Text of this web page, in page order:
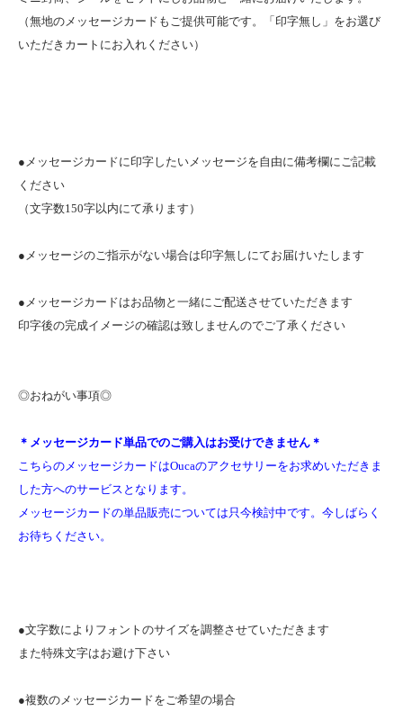
（無地のメッセージカードもご提供可能です。「印字無し」をお選び
いただきカートにお入れください）
●メッセージカードに印字したいメッセージを自由に備考欄にご記載
ください
（文字数150字以内にて承ります）
●メッセージのご指示がない場合は印字無しにてお届けいたします
●メッセージカードはお品物と一緒にご配送させていただきます
印字後の完成イメージの確認は致しませんのでご了承ください
◎おねがい事項◎
＊メッセージカード単品でのご購入はお受けできません＊
こちらのメッセージカードはOucaのアクセサリーをお求めいただきま
した方へのサービスとなります。
メッセージカードの単品販売については只今検討中です。今しばらく
お待ちください。
●文字数によりフォントのサイズを調整させていただきます
また特殊文字はお避け下さい
●複数のメッセージカードをご希望の場合